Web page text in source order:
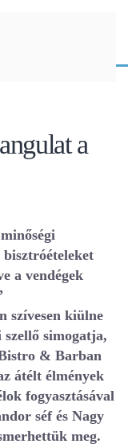
a
a vendégek
szívesen kiülne
simogatja,
& Barban
átélt élmények
fogyasztásával
séf és Nagy
meg.